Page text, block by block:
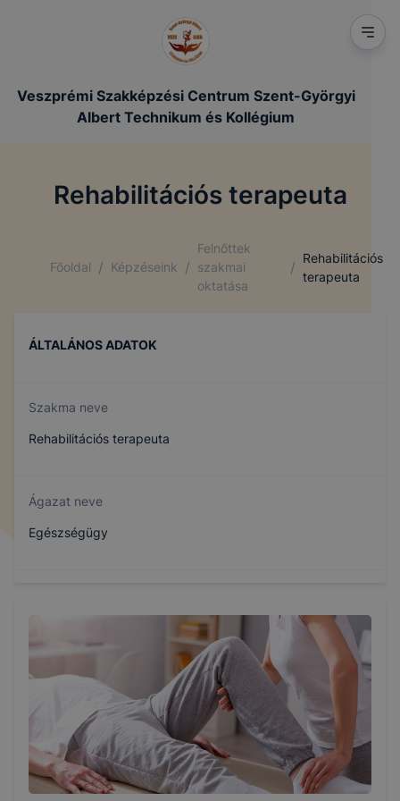
Veszprémi Szakképzési Centrum Szent-Györgyi
Albert Technikum és Kollégium
Rehabilitációs terapeuta
Főoldal / Képzéseink /
Felnőttek
szakmai
oktatása
/
Rehabilitációs
terapeuta
ÁLTALÁNOS ADATOK
Szakma neve
Rehabilitációs terapeuta
Ágazat neve
Egészségügy
Képzés időtartama
5 év
Választható szakmairányok: